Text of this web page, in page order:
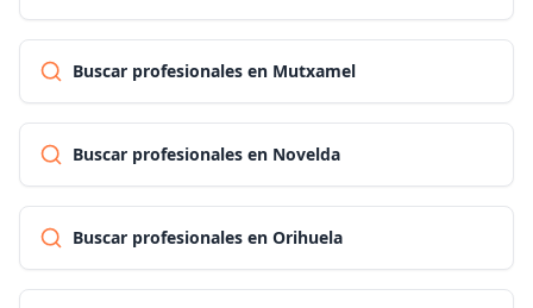
Buscar profesionales en Mutxamel
Buscar profesionales en Novelda
Buscar profesionales en Orihuela